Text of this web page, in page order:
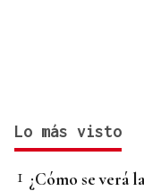
Lo más visto
¿Cómo se verá